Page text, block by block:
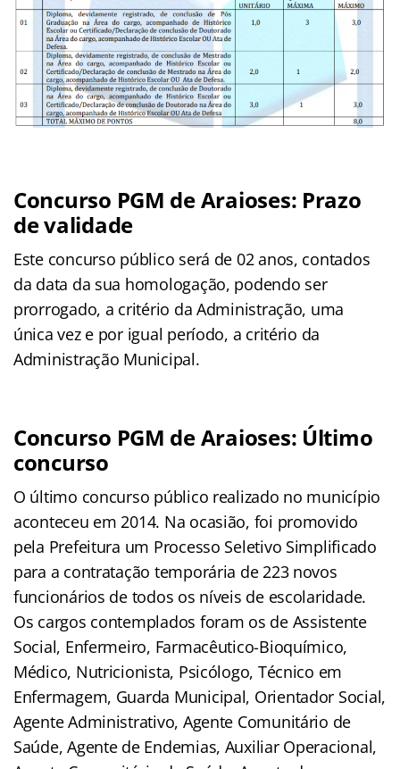
Concurso PGM de Araioses: Prazo
de validade
Este concurso público será de 02 anos, contados
da data da sua homologação, podendo ser
prorrogado, a critério da Administração, uma
única vez e por igual período, a critério da
Administração Municipal.
Concurso PGM de Araioses: Último
concurso
O último concurso público realizado no município
aconteceu em 2014. Na ocasião, foi promovido
pela Prefeitura um Processo Seletivo Simplificado
para a contratação temporária de 223 novos
funcionários de todos os níveis de escolaridade.
Os cargos contemplados foram os de Assistente
Social, Enfermeiro, Farmacêutico-Bioquímico,
Médico, Nutricionista, Psicólogo, Técnico em
Enfermagem, Guarda Municipal, Orientador Social,
Agente Administrativo, Agente Comunitário de
Saúde, Agente de Endemias, Auxiliar Operacional,